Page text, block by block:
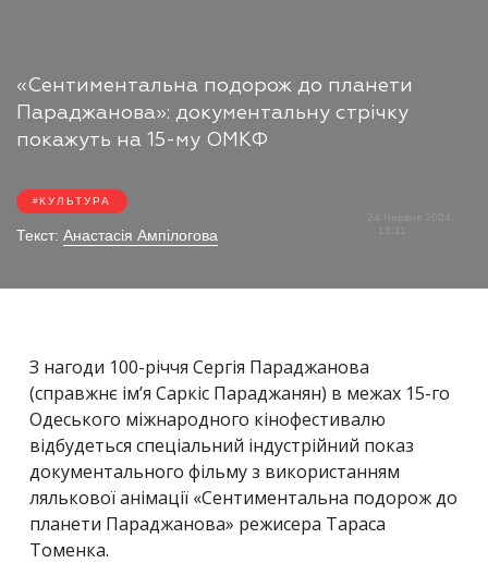
«​​Сентиментальна подорож до планети
Параджанова»: документальну стрічку
покажуть на 15-му ОМКФ
КУЛЬТУРА
Текст: Анастасія Ампілогова
З нагоди 100-річчя Сергія Параджанова
(справжнє ім’я Саркіс Параджанян) в межах 15-го
Одеського міжнародного кінофестивалю
відбудеться спеціальний індустрійний показ
документального фільму з використанням
лялькової анімації «Сентиментальна подорож до
планети Параджанова» режисера Тараса
Томенка.